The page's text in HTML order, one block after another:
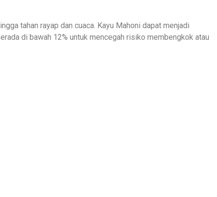
tahan rayap dan cuaca. Kayu Mahoni dapat menjadi
di bawah 12% untuk mencegah risiko membengkok atau